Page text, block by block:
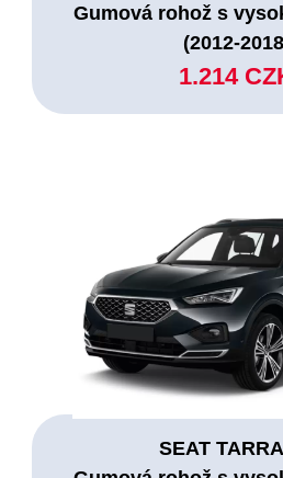
Gumová rohož s
(2012-
1.214
SEAT